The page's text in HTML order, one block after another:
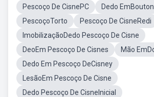
Pescoço De CisnePC
Dedo
PescoçoTorto
Pescoço De CisneRedi
ImobilizaçãoDedo Pescoço De Cisne
DeoEm Pescoço De Cisnes
Mão
Dedo Em Pescoço DeCisney
LesãoEm Pescoço De Cisne
Dedo Pescoço De CisneInicial